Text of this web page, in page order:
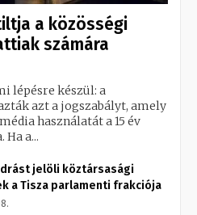
a közösségi
számára
lépésre készül: a
azt a jogszabályt, amely
használatát a 15 év
a...
jelöli köztársasági
a Tisza parlamenti frakciója